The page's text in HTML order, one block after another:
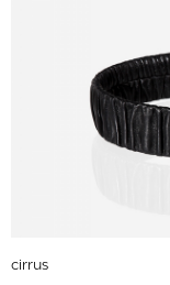
cirrus